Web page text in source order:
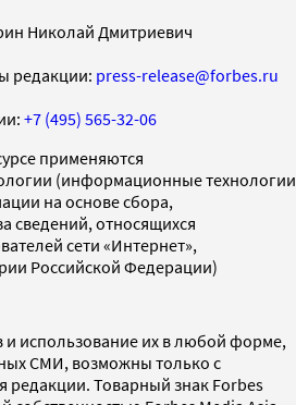
Николай Дмитриевич
редакции: press-release@forbes.ru
+7 (495) 565-32-06
применяются
(информационные технологии
на основе сбора,
сведений, относящихся
сети «Интернет»,
Российской Федерации)
и использование их в любой форме,
СМИ, возможны только с
редакции. Товарный знак Forbes